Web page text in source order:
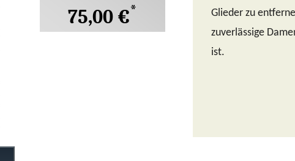
75,00 €*
Glieder zu
zuverlässige
ist.